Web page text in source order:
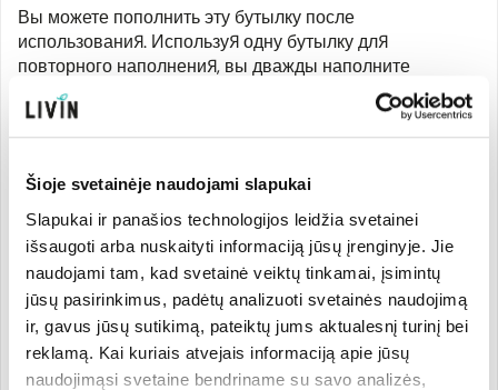
Šioje svetainėje naudojami slapukai
Slapukai ir panašios technologijos leidžia svetainei
išsaugoti arba nuskaityti informaciją jūsų įrenginyje. Jie
naudojami tam, kad svetainė veiktų tinkamai, įsimintų
jūsų pasirinkimus, padėtų analizuoti svetainės naudojimą
ir, gavus jūsų sutikimą, pateiktų jums aktualesnį turinį bei
reklamą. Kai kuriais atvejais informaciją apie jūsų
naudojimąsi svetaine bendriname su savo analizės,
Вы можете пополнить эту бутылку после
использования. Используя одну бутылку для
повторного наполнения, вы дважды наполните
первичную упаковку и используете
на 49 % меньше
пластика!
Сертифицировано COSMEBIO COSMOS ORGANIC, как
органическая косметика.
Производитель
Страна бренда:
Код товара:COSL1610